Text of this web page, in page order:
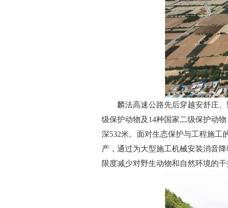
麟法高速公路先后穿越安舒庄
级保护动物及14种国家二级保护动
深532米。面对生态保护与工程施工
产，通过为大型施工机械安装消音
限度减少对野生动物和自然环境的